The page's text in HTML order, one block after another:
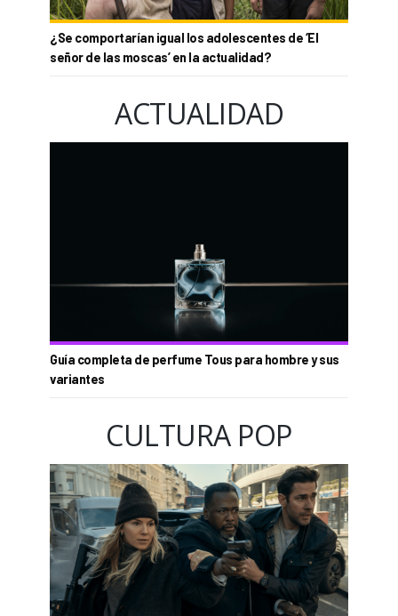
¿Se comportarían igual los adolescentes de ‘El
señor de las moscas’ en la actualidad?
ACTUALIDAD
Guía completa de perfume Tous para hombre y sus
variantes
CULTURA POP